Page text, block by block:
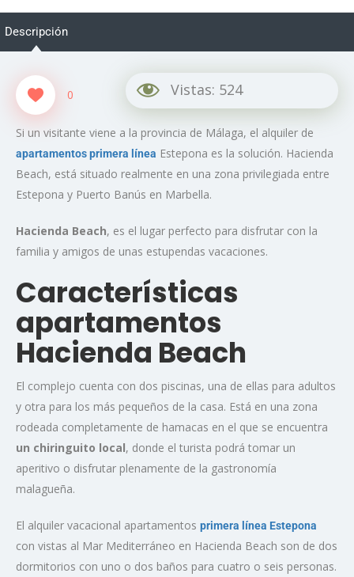
Descripción
0 Vistas: 524
Si un visitante viene a la provincia de Málaga, el alquiler de
apartamentos primera línea Estepona es la solución. Hacienda
Beach, está situado realmente en una zona privilegiada entre
Estepona y Puerto Banús en Marbella.
Hacienda Beach, es el lugar perfecto para disfrutar con la
familia y amigos de unas estupendas vacaciones.
Características
apartamentos
Hacienda Beach
El complejo cuenta con dos piscinas, una de ellas para adultos
y otra para los más pequeños de la casa. Está en una zona
rodeada completamente de hamacas en el que se encuentra
un chiringuito local, donde el turista podrá tomar un
aperitivo o disfrutar plenamente de la gastronomía
malagueña.
El alquiler vacacional apartamentos primera línea Estepona
con vistas al Mar Mediterráneo en Hacienda Beach son de dos
dormitorios con uno o dos baños para cuatro o seis personas.